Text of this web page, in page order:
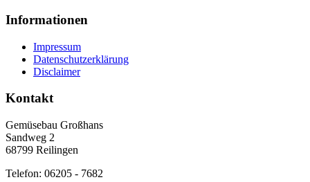
Informationen
Impressum
Datenschutzerklärung
Disclaimer
Kontakt
Gemüsebau Großhans
Sandweg 2
68799 Reilingen
Telefon: 06205 - 7682